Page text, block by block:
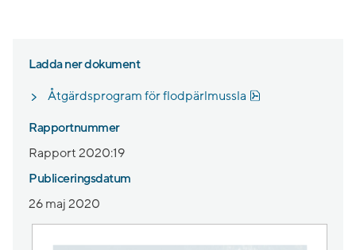
Ladda ner dokument
Åtgärdsprogram för flodpärlmussla
Rapportnummer
Rapport 2020:19
Publiceringsdatum
26 maj 2020